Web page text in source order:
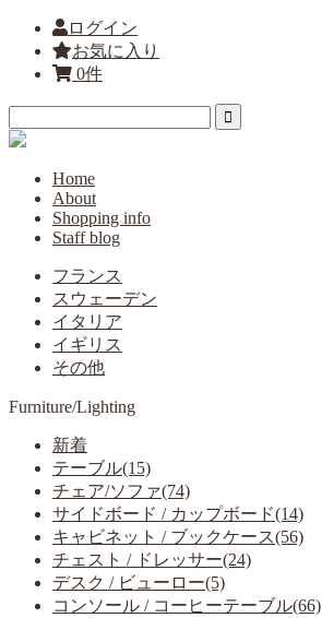
ログイン
お気に入り
0件
Home
About
Shopping info
Staff blog
フランス
スウェーデン
イタリア
イギリス
その他
Furniture/Lighting
新着
テーブル(15)
チェア/ソファ(74)
サイドボード / カップボード(14)
キャビネット / ブックケース(56)
チェスト / ドレッサー(24)
デスク / ビューロー(5)
コンソール / コーヒーテーブル(66)